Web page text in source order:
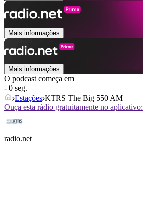
Mais informações
Mais informações
O podcast começa em
- 0 seg.
Estações KTRS The Big 550 AM
Ouça esta rádio gratuitamente no aplicativo:
radio.net